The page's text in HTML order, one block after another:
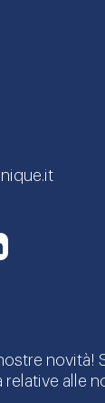
novità!
alle